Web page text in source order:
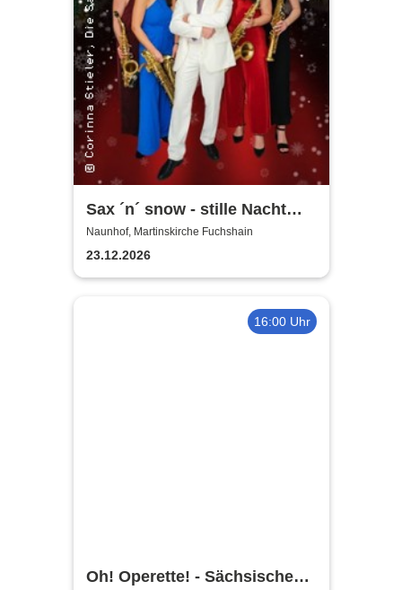
Sax ´n´ snow - stille Nacht
war gestern
Naunhof, Martinskirche Fuchshain
23.12.2026
16:00 Uhr
Oh! Operette! - Sächsische